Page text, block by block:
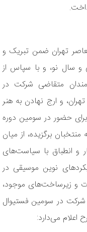
تهران ضمن تبریک و
و سال نو، و با سپاس از
متقاضی شرکت در
و ارج نهادن به هنر
حضور در سومین دوره
برگزیده، از میان
و انطباق با سیاست‌های
نوین موسیقی در
و زیرساخت‌های موجود،
در سومین فستیوال
اعلام می‌دارد: